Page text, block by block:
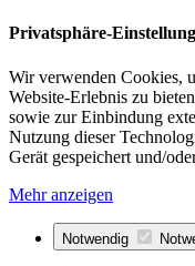
Privatsphäre-
Wir verwenden Cookies,
Website-Erlebnis zu
sowie zur Einbindung
Nutzung dieser
Gerät gespeichert und/
Mehr anzeigen
Notwendig